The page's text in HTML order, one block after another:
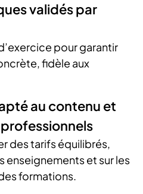
validés par
pour garantir
fidèle aux
au contenu et
des tarifs équilibrés,
enseignements et sur les
formations.